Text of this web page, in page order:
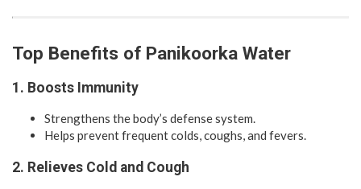
Top Benefits of Panikoorka Water
1. Boosts Immunity
Strengthens the body’s defense system.
Helps prevent frequent colds, coughs, and fevers.
2. Relieves Cold and Cough